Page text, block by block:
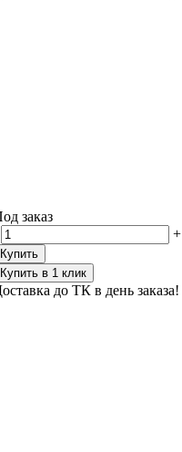
заказ
+
Купить
Купить в 1 клик
до ТК в день заказа!